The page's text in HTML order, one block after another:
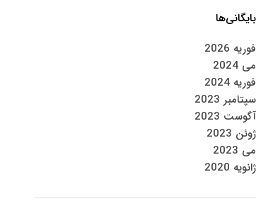
بایگانی‌ها
فوریه 2026
می 2024
فوریه 2024
سپتامبر 2023
آگوست 2023
ژوئن 2023
می 2023
ژانویه 2020